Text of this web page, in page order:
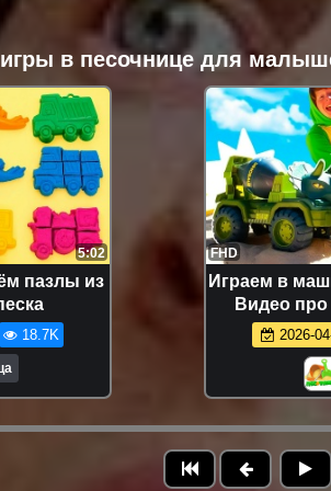
в песочнице для
5:02
пазлы из
18.7K
FHD
Играем в
Видео
2026-